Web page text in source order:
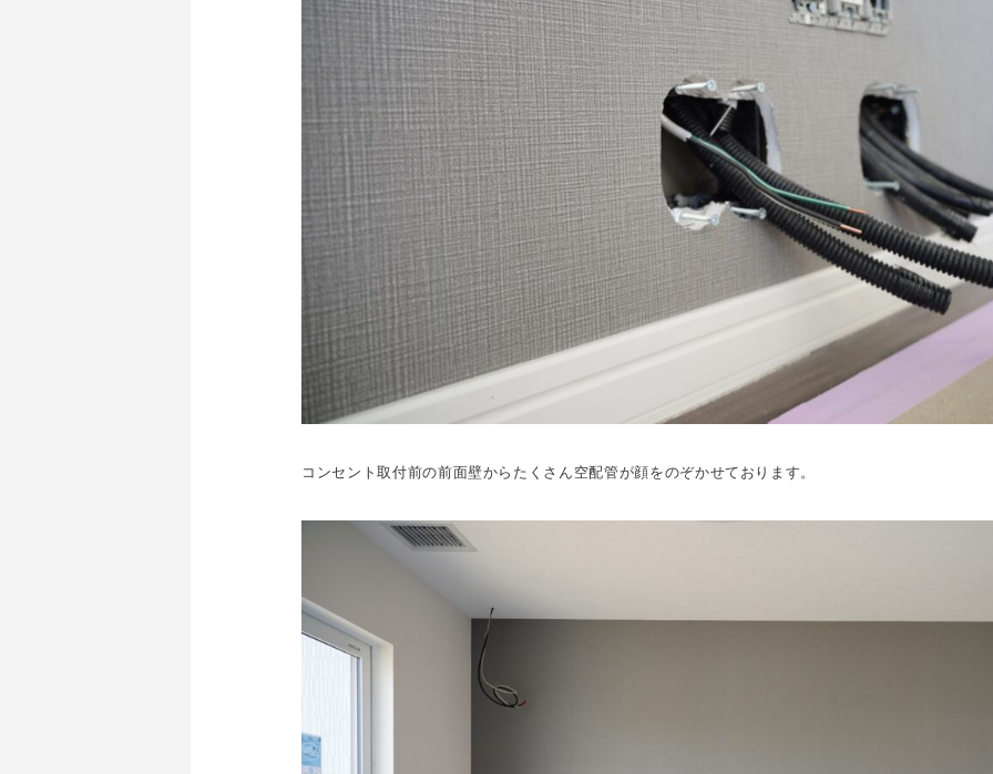
コンセント取付前の前面壁からたくさん空配管が顔をのぞかせております。